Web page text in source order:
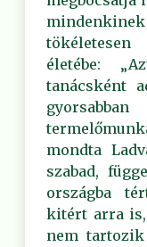
életébe:
tanácsként
mondta
szabad,
országba
kitért arra
nem